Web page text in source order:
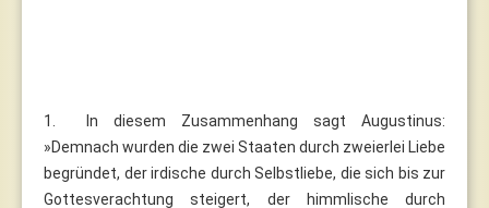
1. In diesem Zusammenhang sagt Augustinus:
»Demnach wurden die zwei Staaten durch zweierlei Liebe
begründet, der irdische durch Selbstliebe, die sich bis zur
Gottesverachtung steigert, der himmlische durch